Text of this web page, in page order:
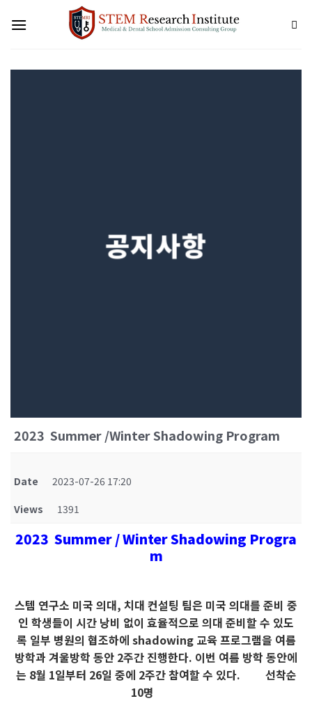
공지사항
2023 Summer /Winter Shadowing Program
Date
2023-07-26 17:20
Views
1391
2023 Summer / Winter Shadowing Progra
m
스템 연구소 미국 의대, 치대 컨설팅 팀은 미국 의대를 준비 중
인 학생들이 시간 낭비 없이 효율적으로 의대 준비할 수 있도
록 일부 병원의 협조하에 shadowing 교육 프로그램을 여름
방학과 겨울방학 동안 2주간 진행한다. 이번 여름 방학 동안에
는 8월 1일부터 26일 중에 2주간 참여할 수 있다. 선착순
10명